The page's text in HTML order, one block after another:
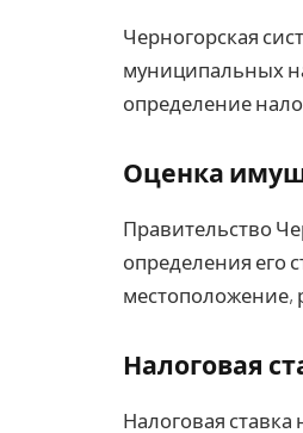
Черногорская
муниципальных
определение
Оценка
Правительство
определения его
местоположение,
Налоговая
Налоговая ставка